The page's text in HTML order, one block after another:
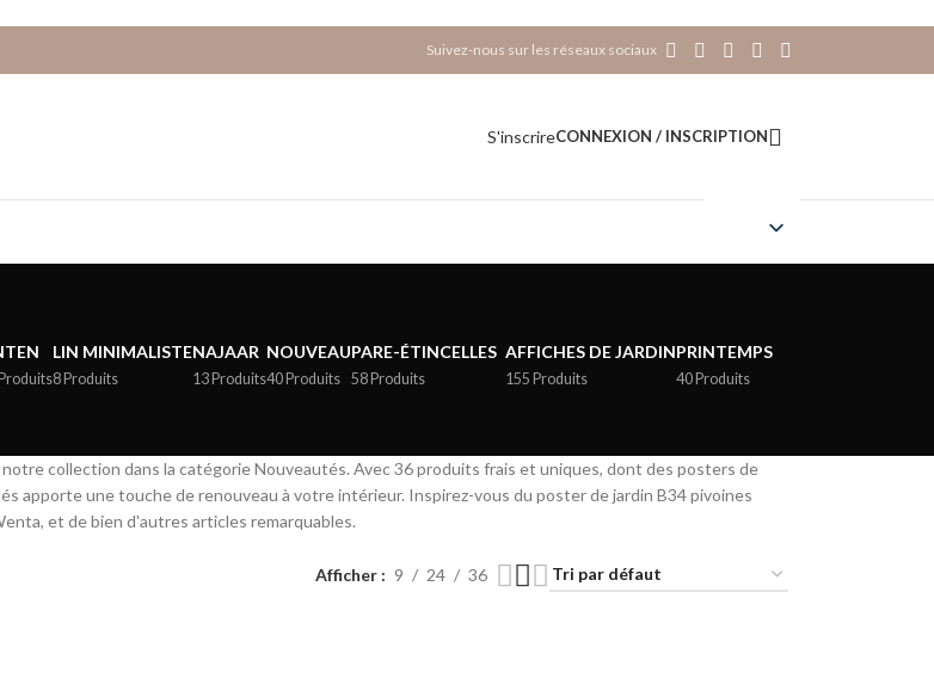
Suivez-nous sur les réseaux sociaux
S'inscrireCONNEXION / INSCRIPTION
LIN MINIMALISTE
8 Produits
NAJAAR
13 Produits
NOUVEAU
40 Produits
PARE-ÉTINCELLES
58 Produits
AFFICHES DE JARDIN
155 Produits
PRINTEMPS
40 Produits
collection dans la catégorie Nouveautés. Avec 36 produits frais et uniques, dont des posters de
apporte une touche de renouveau à votre intérieur. Inspirez-vous du poster de jardin B34 pivoines
et de bien d'autres articles remarquables.
Afficher 9 24 36